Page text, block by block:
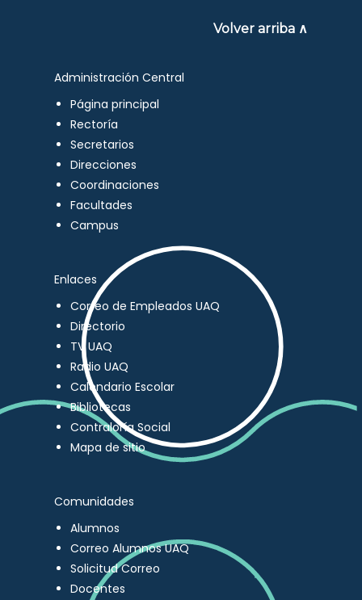
Volver arriba ∧
Administración Central
Página principal
Rectoría
Secretarios
Direcciones
Coordinaciones
Facultades
Campus
Enlaces
Correo de Empleados UAQ
Directorio
TV UAQ
Radio UAQ
Calendario Escolar
Bibliotecas
Contraloría Social
Mapa de sitio
Comunidades
Alumnos
Correo Alumnos UAQ
Solicitud Correo
Docentes